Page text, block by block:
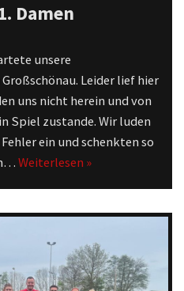
Damen
unsere
Leider lief hier
uns nicht herein und von
Spiel zustande. Wir luden
ein und schenkten so
Weiterlesen »